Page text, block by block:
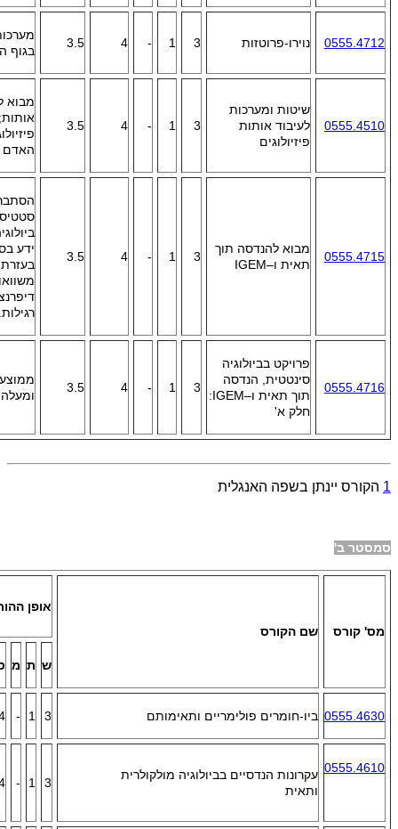
0555.4712 נוירו-פרוטזות 3
1
-
4
3.5
בגוף
0555.4510
שיטות ומערכות
לעיבוד אותות
פיזיולוגים
3
1
-
4
3.5
מבוא
האדם
0555.4715
מבוא להנדסה תוך
תאית ו–IGEM
3
1
-
4
3.5
ידע
רגילות
0555.4716
פרויקט בביולוגיה
סינטטית, הנדסה
תוך תאית ו–IGEM
:
חלק א'
3
1
-
4
3.5
ומעלה
1 הקורס יינתן בשפה האנגלית
סמסטר ב'
מס' קורס שם הקורס
אופן
ש ת מ
0555.4630 ביו-חומרים פולימריים ותאימותם 3
1
-
0555.4610 עקרונות הנדסיים בביולוגיה מולקולרית
ותאית
3
1
-